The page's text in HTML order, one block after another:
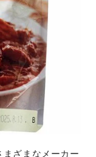
ざまなメーカー